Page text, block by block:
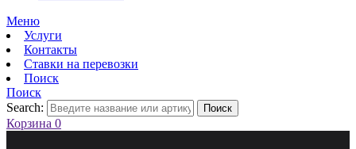
Меню
Услуги
Контакты
Ставки на перевозки
Поиск
Поиск
Search:
Поиск
Корзина 0